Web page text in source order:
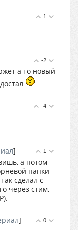
1
-2
а то новый
-4
1
]
а потом
папки
сделал с
через стим,
0
]